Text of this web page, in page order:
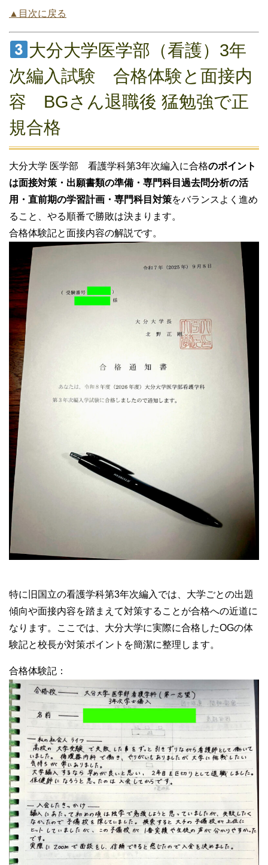
▲目次に戻る
大分大学医学部（看護）3年
次編入試験 合格体験と面接内
容 BGさん退職後 猛勉強で正
規合格
大分大学 医学部 看護学科第3年次編入に合格のポイント
は面接対策・出願書類の準備・専門科目過去問分析の活
用・直前期の学習計画・専門科目対策をバランスよく進め
ること、やる順番で勝敗は決まります。
合格体験記と面接内容の解説です。
特に旧国立の看護学科第3年次編入では、大学ごとの出題
傾向や面接内容を踏まえて対策することが合格への近道に
なります。ここでは、大分大学に実際に合格したOGの体
験記と校長が対策ポイントを簡潔に整理します。
合格体験記：